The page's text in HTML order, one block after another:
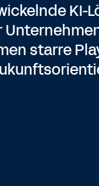
KI-
starre